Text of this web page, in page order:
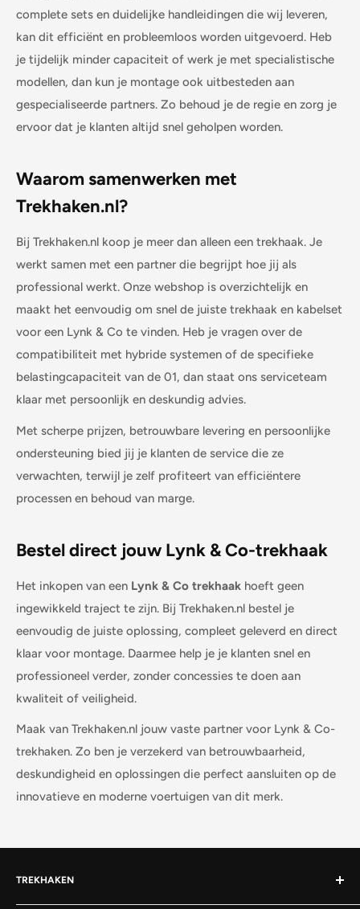
complete sets en duidelijke handleidingen die wij leveren,
kan dit efficiënt en probleemloos worden uitgevoerd. Heb
je tijdelijk minder capaciteit of werk je met specialistische
modellen, dan kun je montage ook uitbesteden aan
gespecialiseerde partners. Zo behoud je de regie en zorg je
ervoor dat je klanten altijd snel geholpen worden.
Waarom samenwerken met
Trekhaken.nl?
Bij Trekhaken.nl koop je meer dan alleen een trekhaak. Je
werkt samen met een partner die begrijpt hoe jij als
professional werkt. Onze webshop is overzichtelijk en
maakt het eenvoudig om snel de juiste trekhaak en kabelset
voor een Lynk & Co te vinden. Heb je vragen over de
compatibiliteit met hybride systemen of de specifieke
belastingcapaciteit van de 01, dan staat ons serviceteam
klaar met persoonlijk en deskundig advies.
Met scherpe prijzen, betrouwbare levering en persoonlijke
ondersteuning bied jij je klanten de service die ze
verwachten, terwijl je zelf profiteert van efficiëntere
processen en behoud van marge.
Bestel direct jouw Lynk & Co-trekhaak
Het inkopen van een Lynk & Co trekhaak hoeft geen
ingewikkeld traject te zijn. Bij Trekhaken.nl bestel je
eenvoudig de juiste oplossing, compleet geleverd en direct
klaar voor montage. Daarmee help je je klanten snel en
professioneel verder, zonder concessies te doen aan
kwaliteit of veiligheid.
Maak van Trekhaken.nl jouw vaste partner voor Lynk & Co-
trekhaken. Zo ben je verzekerd van betrouwbaarheid,
deskundigheid en oplossingen die perfect aansluiten op de
innovatieve en moderne voertuigen van dit merk.
TREKHAKEN